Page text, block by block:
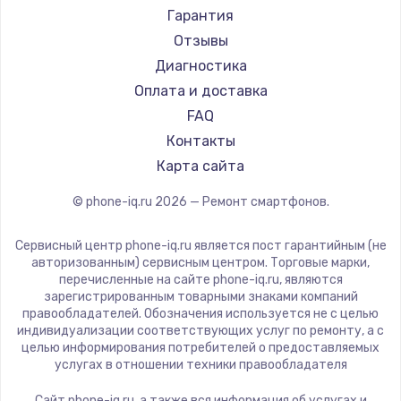
Ремонт смартфонов Acer
Ремонт смартфонов HP
Ремонт смартфонов Poco
Ремонт смартфонов HTC
Ремонт смартфонов Blackmagic
Ремонт смартфонов Nothing
Ремонт смартфонов iQOO
Irbis
Kyocera
LeEco
OnePlus
teXet
Motorola
Prestigio
Elephone
BlackView
Google
Vertu
Tp-Link
Гарантия
Отзывы
Диагностика
Оплата и доставка
FAQ
Контакты
Карта сайта
© phone-iq.ru 2026 — Ремонт смартфонов.
Сервисный центр phone-iq.ru является пост гарантийным (не
авторизованным) сервисным центром. Торговые марки,
перечисленные на сайте phone-iq.ru, являются
зарегистрированным товарными знаками компаний
правообладателей. Обозначения используется не с целью
индивидуализации соответствующих услуг по ремонту, а с
целью информирования потребителей о предоставляемых
услугах в отношении техники правообладателя